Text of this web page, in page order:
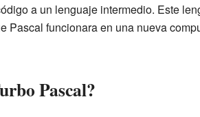
a un lenguaje intermedio. Este
Pascal funcionara en una nueva
Pascal?